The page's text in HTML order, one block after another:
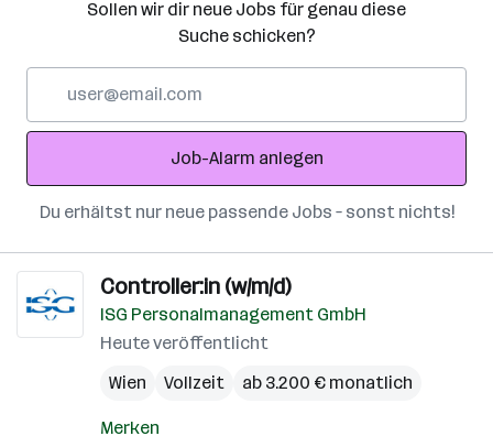
Sollen wir dir neue Jobs für genau diese
Suche schicken?
Adresse
Job-Alarm anlegen
Du erhältst nur neue passende Jobs – sonst nichts!
Controller:in (w/m/d)
ISG Personalmanagement GmbH
Heute veröffentlicht
Wien
Vollzeit ab 3.200 € monatlich
Merken